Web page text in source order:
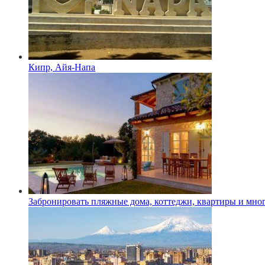
Кипр, Айя-Напа
Забронировать пляжные дома, коттеджи, квартиры и